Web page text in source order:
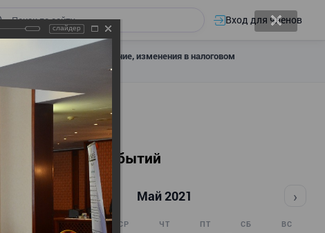
Вход для членов
налоговое декларирование, изменения в налоговом
Календарь событий
Май 2021 ›
ВТ СР ЧТ ПТ СБ ВС
слайдер